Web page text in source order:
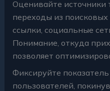
Оценивайте источники
переходы из
ссылки, социальные
Понимание, откуда
позволяет
Фиксируйте
пользователей,